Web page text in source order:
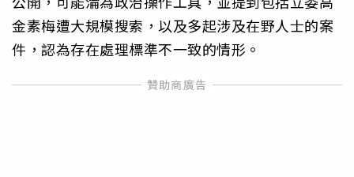
金素梅遭大規模搜索，以及多起涉及在野人士的案
件，認為存在處理標準不一致的情形。